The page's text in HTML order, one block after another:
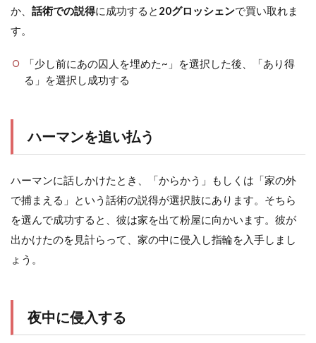
か、 話術での説得に成功すると 20グロッシェンで買い取れま
す。
「少し前にあの囚人を埋めた~」を選択した後、「あり得
る」を選択し成功する
ハーマンを追い払う
ハーマンに話しかけたとき、「からかう」もしくは「家の外
で捕まえる」という話術の説得が選択肢にあります。そちら
を選んで成功すると、彼は家を出て粉屋に向かいます。彼が
出かけたのを見計らって、家の中に侵入し指輪を入手しまし
ょう。
夜中に侵入する